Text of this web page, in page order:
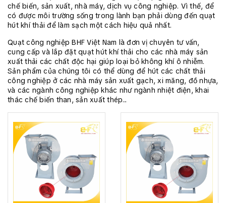
chế biến, sản xuất, nhà máy, dịch vụ công nghiệp. Vì thế, để
có được môi trường sống trong lành bạn phải dùng đến quạt
hút khí thải để làm sạch một cách hiệu quả nhất.
Quạt công nghiệp BHF Việt Nam là đơn vị chuyên tư vấn,
cung cấp và lắp đặt quạt hút khí thải cho các nhà máy sản
xuất thải các chất độc hại giúp loại bỏ không khí ô nhiễm.
Sản phẩm của chúng tôi có thể dùng để hút các chất thải
công nghiệp ở các nhà máy sản xuất gạch, xi măng, đồ nhựa,
và các ngành công nghiệp khác như ngành nhiệt điện, khai
thác chế biến than, sản xuất thép...